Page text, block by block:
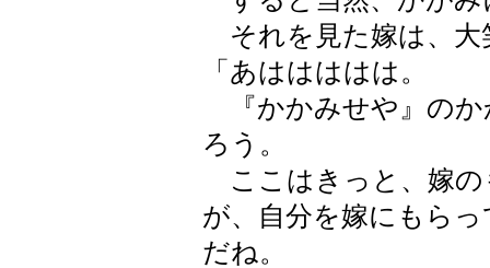
それを見た嫁は、大
「あははははは。
『かかみせや』のか
ろう。
ここはきっと、嫁の
が、自分を嫁にもら
だね。